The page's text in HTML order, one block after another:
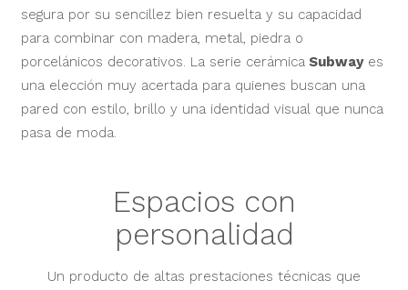
segura por su sencillez bien resuelta y su capacidad
para combinar con madera, metal, piedra o
porcelánicos decorativos. La serie cerámica Subwayes
una elección muy acertada para quienes buscan una
pared con estilo, brillo y una identidad visual que nunca
pasa de moda.
Espacios con
personalidad
Un producto de altas prestaciones técnicas que